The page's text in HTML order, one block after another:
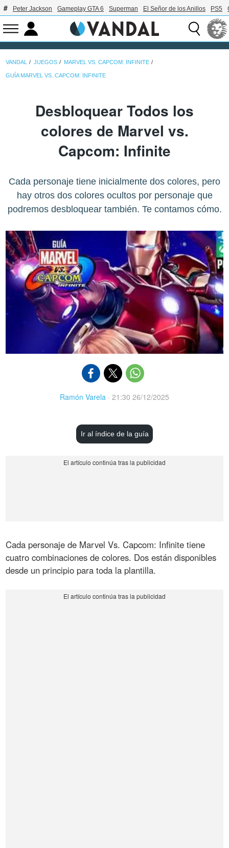
Peter Jackson Gameplay GTA 6 Superman El Señor de los Anillos PS5
VANDAL JUEGOS MARVEL VS. CAPCOM: INFINITE
GUÍA MARVEL VS. CAPCOM: INFINITE
Desbloquear Todos los
colores de Marvel vs.
Capcom: Infinite
Cada personaje tiene inicialmente dos colores, pero
hay otros dos colores ocultos por personaje que
podremos desbloquear también. Te contamos cómo.
Ramón Varela · 21:30 26/12/2025
Ir al índice de la guía
Cada personaje de Marvel Vs. Capcom: Infinite tiene
cuatro combinaciones de colores. Dos están disponibles
desde un principio para toda la plantilla.